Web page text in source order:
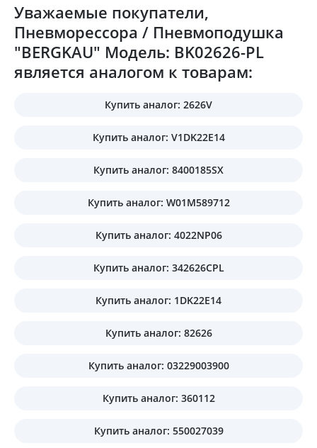
Уважаемые покупатели,
Пневморессора / Пневмоподушка
"BERGKAU" Модель: BK02626-PL
является аналогом к товарам:
Купить аналог: 2626V
Купить аналог: V1DK22E14
Купить аналог: 8400185SX
Купить аналог: W01M589712
Купить аналог: 4022NP06
Купить аналог: 342626CPL
Купить аналог: 1DK22E14
Купить аналог: 82626
Купить аналог: 03229003900
Купить аналог: 360112
Купить аналог: 550027039